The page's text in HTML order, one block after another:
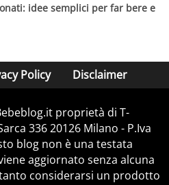
idee semplici per far bere e
Policy Disclaimer
proprietà di T-
336 20126 Milano - P.Iva
blog non è una testata
aggiornato senza alcuna
considerarsi un prodotto